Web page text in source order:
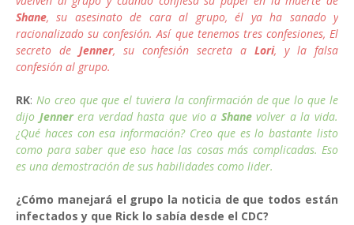
Shane, su asesinato de cara al grupo, él ya ha sanado y
racionalizado su confesión. Así que tenemos tres confesiones, El
secreto de Jenner, su confesión secreta a Lori, y la falsa
confesión al grupo.
RK: No creo que que el tuviera la confirmación de que lo que le
dijo Jennerera verdad hasta que vio a Shanevolver a la vida.
¿Qué haces con esa información? Creo que es lo bastante listo
como para saber que eso hace las cosas más complicadas. Eso
es una demostración de sus habilidades como lider.
¿Cómo manejará el grupo la noticia de que todos están
infectados y que Rick lo sabía desde el CDC?